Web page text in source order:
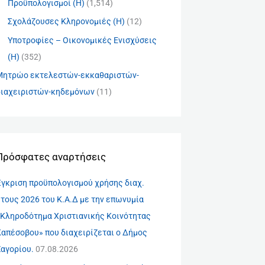
Προϋπολογισμοί (Η) (1,514)
Σχολάζουσες Κληρονομιές (Η) (12)
Υποτροφίες – Οικονομικές Ενισχύσεις
(Η) (352)
εκτελεστών-εκκαθαριστών-
κηδεμόνων (11)
αναρτήσεις
προϋπολογισμού χρήσης διαχ.
2026 του Κ.Α.Δ με την επωνυμία
Χριστιανικής Κοινότητας
που διαχειρίζεται ο Δήμος
07.08.2026